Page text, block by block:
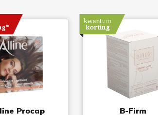
Procap B-Firm
kwantum
korting